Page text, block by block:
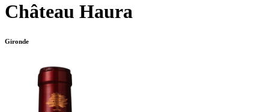
Château Haura
Gironde